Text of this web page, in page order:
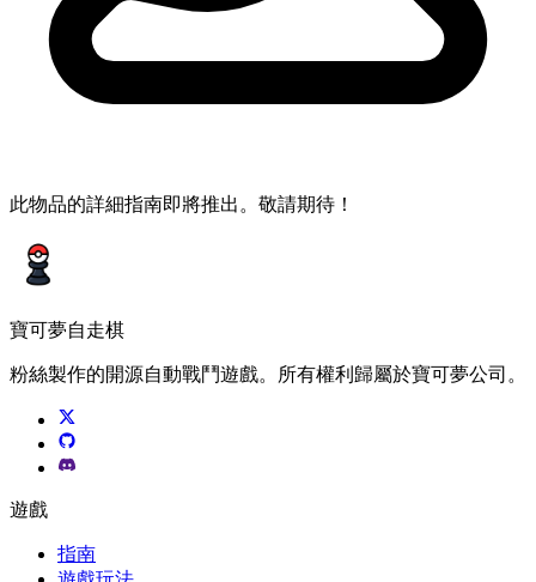
此物品的詳細指南即將推出。敬請期待！
寶可夢自走棋
粉絲製作的開源自動戰鬥遊戲。所有權利歸屬於寶可夢公司。
遊戲
指南